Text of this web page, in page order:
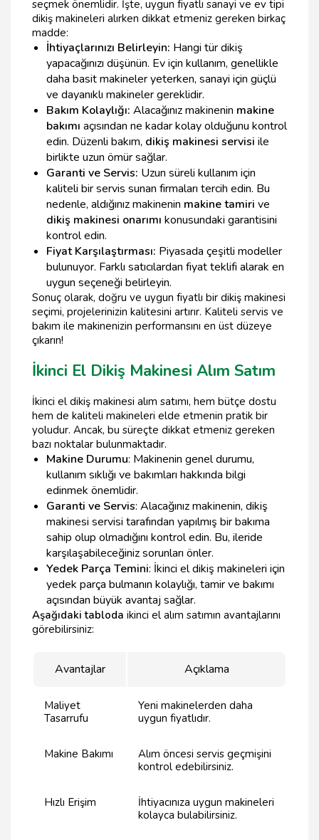
seçmek önemlidir. İşte, uygun fiyatlı sanayi ve ev tipi
dikiş makineleri alırken dikkat etmeniz gereken birkaç
madde:
İhtiyaçlarınızı Belirleyin: Hangi tür dikiş
yapacağınızı düşünün. Ev için kullanım, genellikle
daha basit makineler yeterken, sanayi için güçlü
ve dayanıklı makineler gereklidir.
Bakım Kolaylığı: Alacağınız makinenin makine
bakımı açısından ne kadar kolay olduğunu kontrol
edin. Düzenli bakım, dikiş makinesi servisi ile
birlikte uzun ömür sağlar.
Garanti ve Servis: Uzun süreli kullanım için
kaliteli bir servis sunan firmaları tercih edin. Bu
nedenle, aldığınız makinenin makine tamiri ve
dikiş makinesi onarımı konusundaki garantisini
kontrol edin.
Fiyat Karşılaştırması: Piyasada çeşitli modeller
bulunuyor. Farklı satıcılardan fiyat teklifi alarak en
uygun seçeneği belirleyin.
Sonuç olarak, doğru ve uygun fiyatlı bir dikiş makinesi
seçimi, projelerinizin kalitesini artırır. Kaliteli servis ve
bakım ile makinenizin performansını en üst düzeye
çıkarın!
İkinci El Dikiş Makinesi Alım Satım
İkinci el dikiş makinesi alım satımı, hem bütçe dostu
hem de kaliteli makineleri elde etmenin pratik bir
yoludur. Ancak, bu süreçte dikkat etmeniz gereken
bazı noktalar bulunmaktadır.
Makine Durumu: Makinenin genel durumu,
kullanım sıklığı ve bakımları hakkında bilgi
edinmek önemlidir.
Garanti ve Servis: Alacağınız makinenin, dikiş
makinesi servisi tarafından yapılmış bir bakıma
sahip olup olmadığını kontrol edin. Bu, ileride
karşılaşabileceğiniz sorunları önler.
Yedek Parça Temini: İkinci el dikiş makineleri için
yedek parça bulmanın kolaylığı, tamir ve bakımı
açısından büyük avantaj sağlar.
Aşağıdaki tabloda ikinci el alım satımın avantajlarını
görebilirsiniz:
Avantajlar Açıklama
Maliyet
Tasarrufu
Yeni makinelerden daha
uygun fiyatlıdır.
Makine Bakımı
Alım öncesi servis geçmişini
kontrol edebilirsiniz.
Hızlı Erişim
İhtiyacınıza uygun makineleri
kolayca bulabilirsiniz.